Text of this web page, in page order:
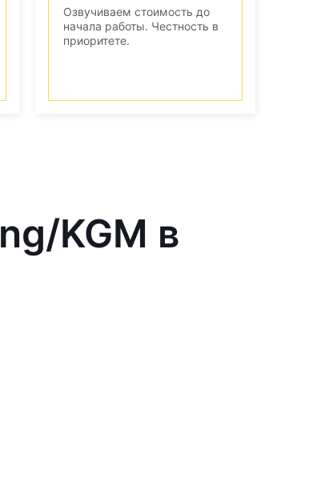
Озвучиваем стоимость до
начала работы. Честность в
приоритете.
KGM в